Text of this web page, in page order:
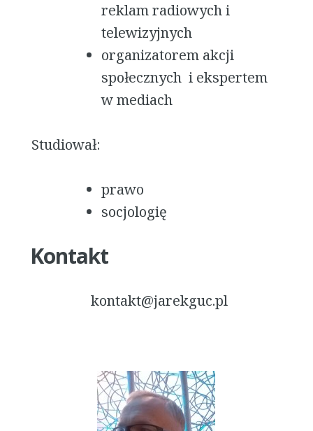
reklam radiowych i
telewizyjnych
organizatorem akcji
społecznych i ekspertem
w mediach
Studiował:
prawo
socjologię
Kontakt
kontakt@jarekguc.pl